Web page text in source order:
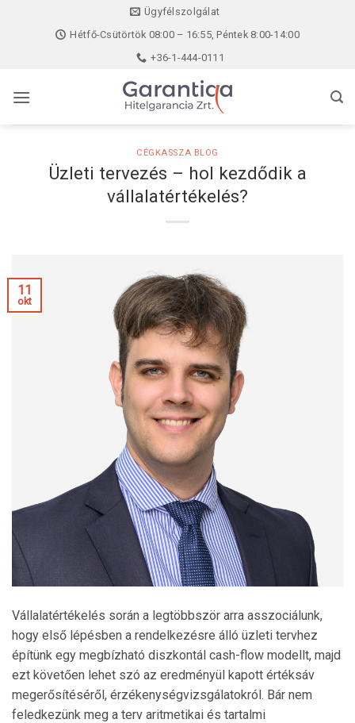
Ügyfélszolgálat
Hétfő-Csütörtök 08:00 – 16:55, Péntek 8:00-14:00
+36-1-444-0111
CÉGKASSZA BLOG
Üzleti tervezés – hol kezdődik a
vállalatértékelés?
11
okt
Vállalatértékelés során a legtöbbször arra asszociálunk,
hogy első lépésben a rendelkezésre álló üzleti tervhez
építünk egy megbízható diszkontál cash-flow modellt, majd
ezt követően lehet szó az eredményül kapott értéksáv
megerősítéséről, érzékenységvizsgálatokról. Bár nem
feledkezünk meg a terv aritmetikai és tartalmi